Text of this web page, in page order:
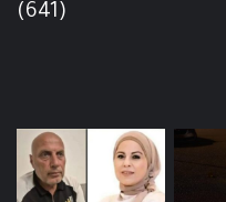
(641)